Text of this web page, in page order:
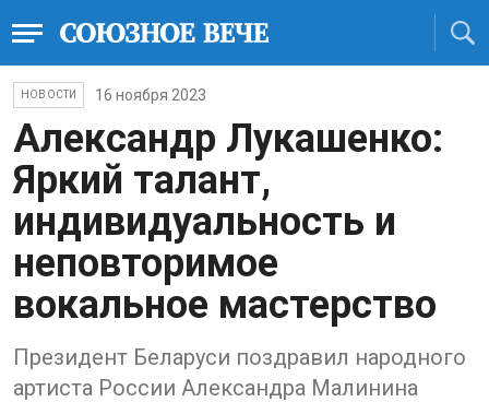
НОВОСТИ 16 ноября 2023
Александр Лукашенко:
Яркий талант,
индивидуальность и
неповторимое
вокальное мастерство
Президент Беларуси поздравил народного
артиста России Александра Малинина